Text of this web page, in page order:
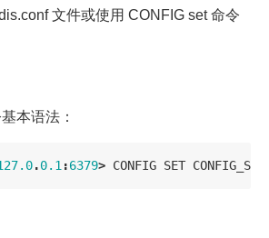
文件或使用 CONFIG set 命令
本语法：
.0.1:6379> CONFIG SET